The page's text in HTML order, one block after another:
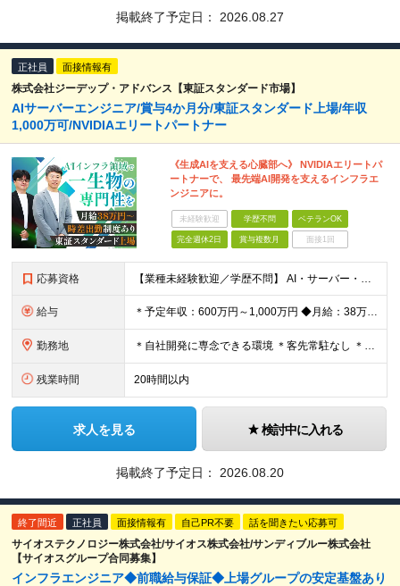
掲載終了予定日： 2026.08.27
正社員 面接情報有
株式会社ジーデップ・アドバンス【東証スタンダード市場】
AIサーバーエンジニア/賞与4か月分/東証スタンダード上場/年収
1,000万可/NVIDIAエリートパートナー
《生成AIを支える心臓部へ》 NVIDIAエリートパ
ートナーで、 最先端AI開発を支えるインフラエ
ンジニアに。
未経験歓迎 学歴不問 ベテランOK
完全週休2日 賞与複数月 面接1回
応募資格 【業種未経験歓迎／学歴不問】 AI・サーバー・インフラ技術に興味があり、 先端領域に挑戦したい方を歓迎します！ 【必須条件】 下記いずれかの経験がある方 ◆サーバーエンジニア経験がある方 ◆Linu
給与 ＊予定年収：600万円～1,000万円 ◆月給：38万8020円～64万6800円（固定残業代含む） ※固定残業代は月20時間分として、月額52,080円～86,800円を月給に含む。 ※上記を超える
勤務地 ＊自社開発に専念できる環境 ＊客先常駐なし ＊数千万円～数億円規模の最新機材が並ぶラボのようなオフィス環境 【東京本社】 東京都中央区晴海1-8-12 晴海アイランド トリトンスクエア オフィスタワ
残業時間 20時間以内
求人を見る 検討中に入れる
掲載終了予定日： 2026.08.20
終了間近 正社員 面接情報有 自己PR不要 話を聞きたい応募可
サイオステクノロジー株式会社/サイオス株式会社/サンディブルー株式会社
【サイオスグループ合同募集】
インフラエンジニア◆前職給与保証◆上場グループの安定基盤あり